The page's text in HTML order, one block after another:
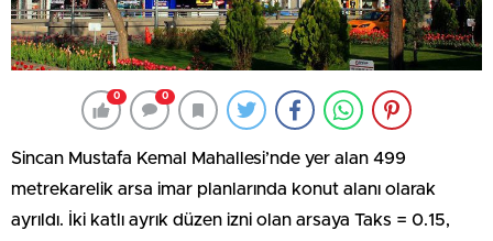
0 0
Sincan Mustafa Kemal Mahallesi’nde yer alan 499
metrekarelik arsa imar planlarında konut alanı olarak
ayrıldı. İki katlı ayrık düzen izni olan arsaya Taks = 0.15,